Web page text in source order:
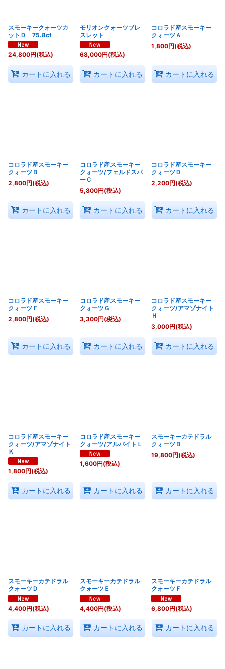
スモーキークォーツカ
ットＤ 75.8ct
24,800円(税込)
カートに入れる
モリオンクォーツブレ
スレット
68,000円(税込)
カートに入れる
コロラド産スモーキー
クォーツＡ
1,800円(税込)
カートに入れる
コロラド産スモーキー
クォーツＢ
2,800円(税込)
カートに入れる
コロラド産スモーキー
クォーツ/フェルドスパ
ーＣ
5,800円(税込)
カートに入れる
コロラド産スモーキー
クォーツＤ
2,200円(税込)
カートに入れる
コロラド産スモーキー
クォーツＦ
2,800円(税込)
カートに入れる
コロラド産スモーキー
クォーツＧ
3,300円(税込)
カートに入れる
コロラド産スモーキー
クォーツ/アマゾナイト
Ｈ
3,000円(税込)
カートに入れる
コロラド産スモーキー
クォーツ/アマゾナイト
Ｋ
1,800円(税込)
カートに入れる
コロラド産スモーキー
クォーツ/アルバイトＬ
1,600円(税込)
カートに入れる
スモーキーカテドラル
クォーツＢ
19,800円(税込)
カートに入れる
スモーキーカテドラル
クォーツＤ
4,400円(税込)
カートに入れる
スモーキーカテドラル
クォーツＥ
4,400円(税込)
カートに入れる
スモーキーカテドラル
クォーツＦ
6,800円(税込)
カートに入れる